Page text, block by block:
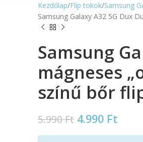
Kezdőlap Flip tokok Samsung
Samsung Galaxy A32 5G Dux
Samsung
mágneses
színű bőr
5.990Ft 4.990 Ft